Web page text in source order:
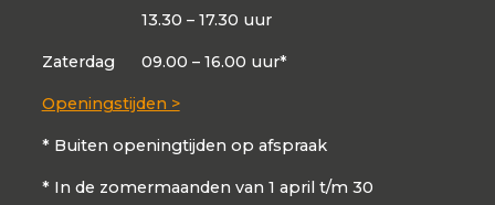
13.30 – 17.30 uur
Zaterdag 09.00 – 16.00 uur*
Openingstijden >
* Buiten openingtijden op afspraak
* In de zomermaanden van 1 april t/m 30